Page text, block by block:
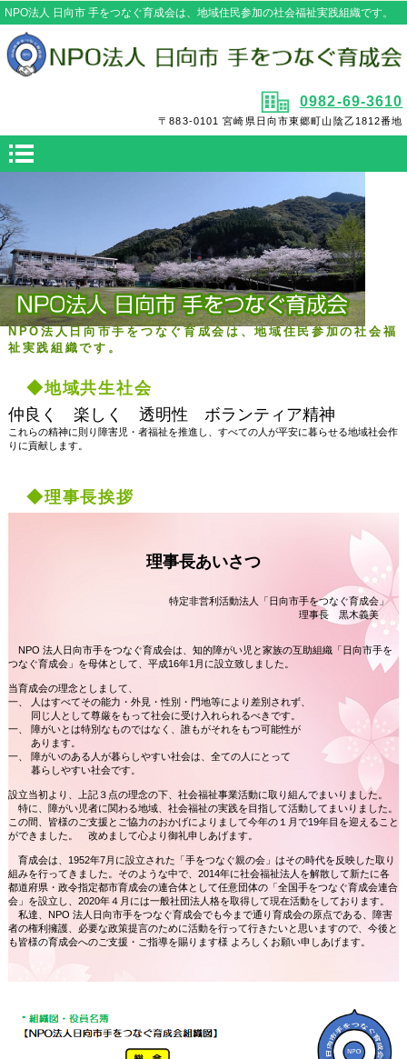
NPO法人 日向市 手をつなぐ育成会は、地域住民参加の社会福祉実践組織です。
0982‐69‐3610
〒883‐0101 宮崎県日向市東郷町山陰乙1812番地
NPO法人日向市手をつなぐ育成会は、地域住民参加の社会福
祉実践組織です。
◆地域共生社会
仲良く 楽しく 透明性 ボランティア精神
これらの精神に則り障害児・者福祉を推進し、すべての人が平安に暮らせる地域社会作
りに貢献します。
◆理事長挨拶
理事長あいさつ
特定非営利活動法人「日向市手をつなぐ育成会」
理事長 黒木義美
NPO 法人日向市手をつなぐ育成会は、知的障がい児と家族の互助組織「日向市手を
つなぐ育成会」を母体として、平成16年1月に設立致しました。
当育成会の理念としまして、
一、 人はすべてその能力・外見・性別・門地等により差別されず、
同じ人として尊厳をもって社会に受け入れられるべきです。
一、 障がいとは特別なものではなく、誰もがそれをもつ可能性が
あります。
一、 障がいのある人が暮らしやすい社会は、全ての人にとって
暮らしやすい社会です。
設立当初より、上記３点の理念の下、社会福祉事業活動に取り組んでまいりました。
特に、障がい児者に関わる地域、社会福祉の実践を目指して活動してまいりました。
この間、皆様のご支援とご協力のおかげによりまして今年の１月で19年目を迎えること
ができました。 改めまして心より御礼申しあげます。
育成会は、1952年7月に設立された「手をつなぐ親の会」はその時代を反映した取り
組みを行ってきました。そのような中で、2014年に社会福祉法人を解散して新たに各
都道府県・政令指定都市育成会の連合体として任意団体の「全国手をつなぐ育成会連合
会」を設立し、2020年４月には一般社団法人格を取得して現在活動をしております。
私達、NPO 法人日向市手をつなぐ育成会でも今まで通り育成会の原点である、障害
者の権利擁護、必要な政策提言のために活動を行って行きたいと思いますので、今後と
も皆様の育成会へのご支援・ご指導を賜ります様 よろしくお願い申しあげます。